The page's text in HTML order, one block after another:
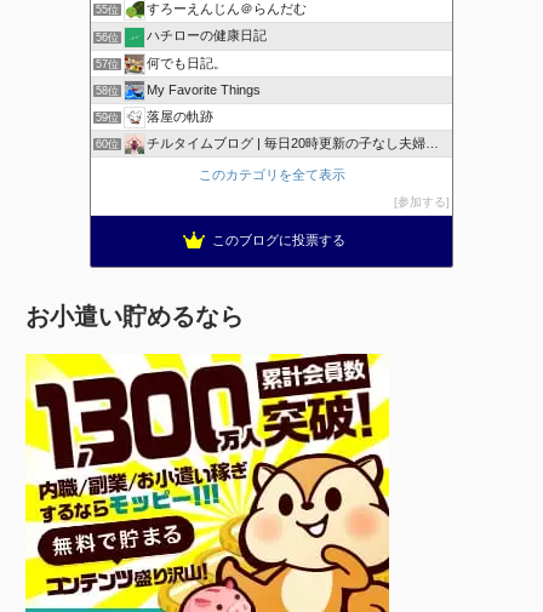
55位 すろーえんじん＠らんだむ
56位 ハチローの健康日記
57位 何でも日記。
58位 My Favorite Things
59位 落屋の軌跡
60位 チルタイムブログ | 毎日20時更新の子なし夫婦のブログ
このカテゴリを全て表示
参加する
このブログに投票する
お小遣い貯めるなら